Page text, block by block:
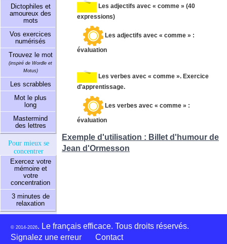
Dictophiles et
amoureux des
mots
Vos exercices
numérisés
Trouvez le mot
(inspiré de Wordle et
Motus)
Les scrabbles
Mot le plus
long
Mastermind
des lettres
Pour mieux se
concentrer
Exercez votre
mémoire et
votre
concentration
3 minutes de
relaxation
Les adjectifs avec « comme » (40
expressions)
Les adjectifs avec « comme » :
évaluation
Les verbes avec « comme ». Exercice
d'apprentissage.
Les verbes avec « comme » :
évaluation
Exemple d'utilisation : Billet d'humour de
Jean d'Ormesson
© 2014-2026. Le français efficace. Tous droits réservés.
Signalez une erreur
Contact